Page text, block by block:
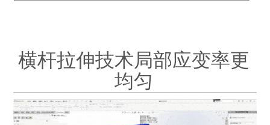
横杆拉伸技术局部应变率更
均匀